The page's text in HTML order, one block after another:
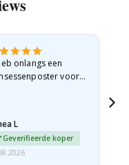
onlangs een
voor
L
Geverifieerde koper